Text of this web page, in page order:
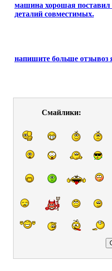
машина хорошая поставил
деталий совместимых.
напишите больше отзывоз
Смайлики: